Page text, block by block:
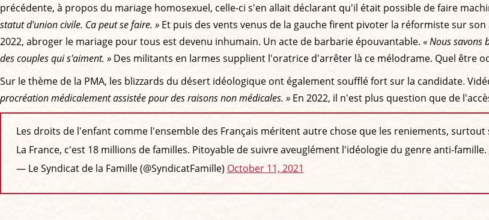
précédente, à propos du mariage homosexuel, celle-ci s'en allait déclarant qu'il était possible de faire
statut d'union civile. Ca peut se faire. » Et puis des vents venus de la gauche firent pivoter la réformiste sur
2022, abroger le mariage pour tous est devenu inhumain. Un acte de barbarie épouvantable. « Nous savons
des couples qui s'aiment. » Des militants en larmes supplient l'oratrice d'arrêter là ce mélodrame. Quel être
Sur le thème de la PMA, les blizzards du désert idéologique ont également soufflé fort sur la candidate.
procréation médicalement assistée pour des raisons non médicales. » En 2022, il n'est plus question que de
Les droits de l'enfant comme l'ensemble des Français méritent autre chose que les reniements,
La France, c'est 18 millions de familles. Pitoyable de suivre aveuglément l'idéologie du genre anti-famille.
— Le Syndicat de la Famille (@SyndicatFamille) October 11, 2021